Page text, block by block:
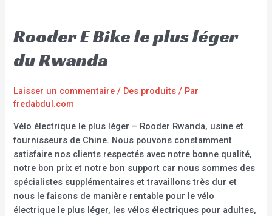
Rooder E Bike le plus léger
du Rwanda
Laisser un commentaire / Des produits / Par
fredabdul.com
Vélo électrique le plus léger – Rooder Rwanda, usine et
fournisseurs de Chine. Nous pouvons constamment
satisfaire nos clients respectés avec notre bonne qualité,
notre bon prix et notre bon support car nous sommes des
spécialistes supplémentaires et travaillons très dur et
nous le faisons de manière rentable pour le vélo
électrique le plus léger, les vélos électriques pour adultes,